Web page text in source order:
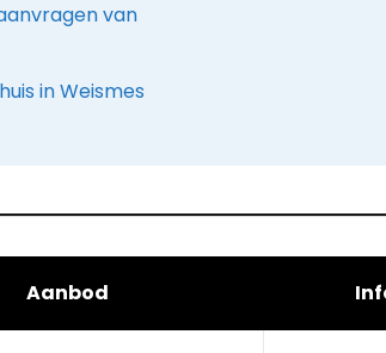
van
in Weismes
Aanbod